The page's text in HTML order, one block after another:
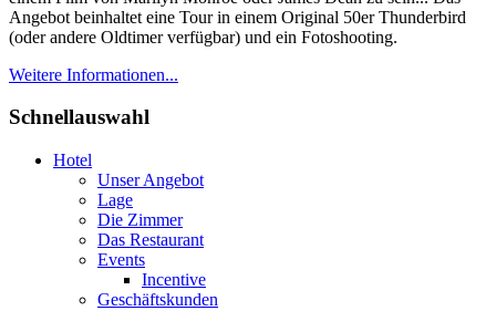
Angebot beinhaltet eine Tour in einem Original 50er Thunderbird
(oder andere Oldtimer verfügbar) und ein Fotoshooting.
Weitere Informationen...
Schnellauswahl
Hotel
Unser Angebot
Lage
Die Zimmer
Das Restaurant
Events
Incentive
Geschäftskunden